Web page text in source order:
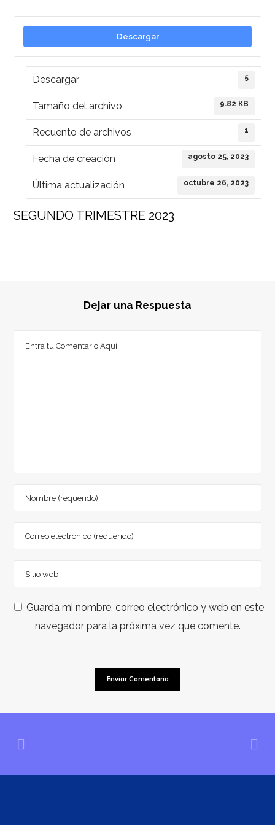
Descargar
Descargar 5
Tamaño del archivo 9.82 KB
Recuento de archivos 1
Fecha de creación agosto 25, 2023
Última actualización octubre 26, 2023
SEGUNDO TRIMESTRE 2023
Dejar una Respuesta
Guarda mi nombre, correo electrónico y web en este
navegador para la próxima vez que comente.